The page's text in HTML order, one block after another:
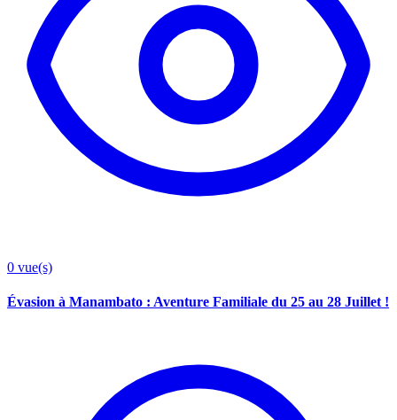
0 vue(s)
Évasion à Manambato : Aventure Familiale du 25 au 28 Juillet !